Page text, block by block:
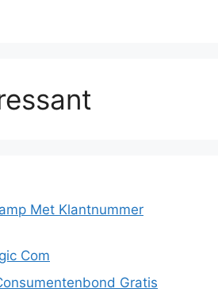
Met Klantnummer
Com
Gratis